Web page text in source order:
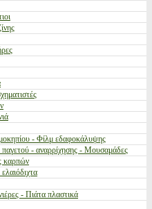
- Φίλμ εδαφοκάλυψης
παγετού - αναρρίχησης - Μουσαμάδες
καρπών
- Πιάτα πλαστικά